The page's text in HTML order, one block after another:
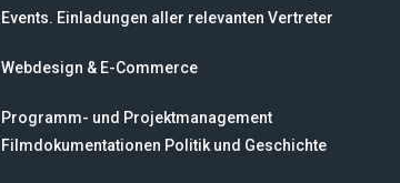
Events. Einladungen aller relevanten Vertreter
Webdesign & E-Commerce
Programm- und Projektmanagement
Filmdokumentationen Politik und Geschichte